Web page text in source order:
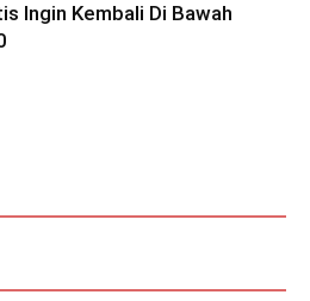
Ingin Kembali Di Bawah